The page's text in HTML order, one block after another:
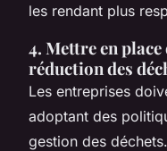
les rendant plus
4. Mettre en
réduction des
Les entreprises
adoptant des
gestion des